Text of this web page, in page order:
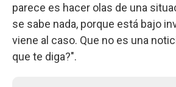
parece es hacer olas de una
se sabe nada, porque está bajo
viene al caso. Que no es una
que te diga?".